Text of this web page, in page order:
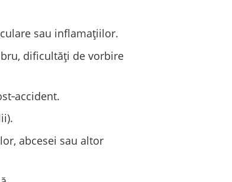
sau inflamațiilor.
dificultăți de vorbire
abcesei sau altor